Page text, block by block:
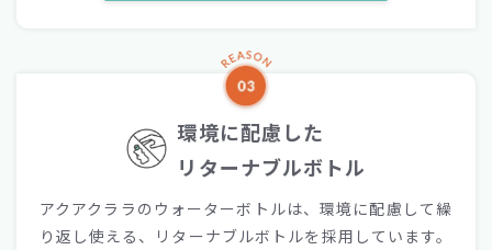
環境に配慮した
リターナブルボトル
アクアクララのウォーターボトルは、環境に配慮して繰
り返し使える、リターナブルボトルを採用しています。